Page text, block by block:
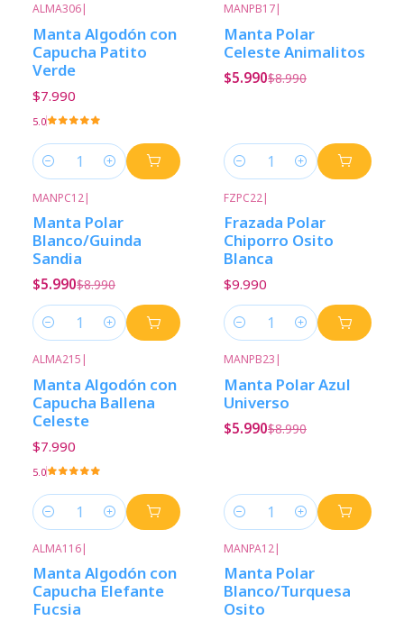
ALMA306|
Manta Algodón con
Capucha Patito
Verde
$7.990
5.0
Cantidad
MANPB17|
Manta Polar
Celeste Animalitos
$5.990$8.990
Cantidad
MANPC12|
Manta Polar
Blanco/Guinda
Sandia
$5.990$8.990
Cantidad
FZPC22|
Frazada Polar
Chiporro Osito
Blanca
$9.990
Cantidad
ALMA215 |
Manta Algodón con
Capucha Ballena
Celeste
$7.990
5.0
Cantidad
MANPB23 |
Manta Polar Azul
Universo
$5.990$8.990
Cantidad
ALMA116|
Manta Algodón con
Capucha Elefante
Fucsia
MANPA12|
Manta Polar
Blanco/Turquesa
Osito